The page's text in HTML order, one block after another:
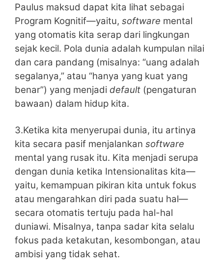
Paulus maksud dapat kita lihat sebagai
Program Kognitif—yaitu, software mental
yang otomatis kita serap dari lingkungan
sejak kecil. Pola dunia adalah kumpulan nilai
dan cara pandang (misalnya: “uang adalah
segalanya,” atau “hanya yang kuat yang
benar”) yang menjadi default (pengaturan
bawaan) dalam hidup kita.
3.Ketika kita menyerupai dunia, itu artinya
kita secara pasif menjalankan software
mental yang rusak itu. Kita menjadi serupa
dengan dunia ketika Intensionalitas kita—
yaitu, kemampuan pikiran kita untuk fokus
atau mengarahkan diri pada suatu hal—
secara otomatis tertuju pada hal-hal
duniawi. Misalnya, tanpa sadar kita selalu
fokus pada ketakutan, kesombongan, atau
ambisi yang tidak sehat.